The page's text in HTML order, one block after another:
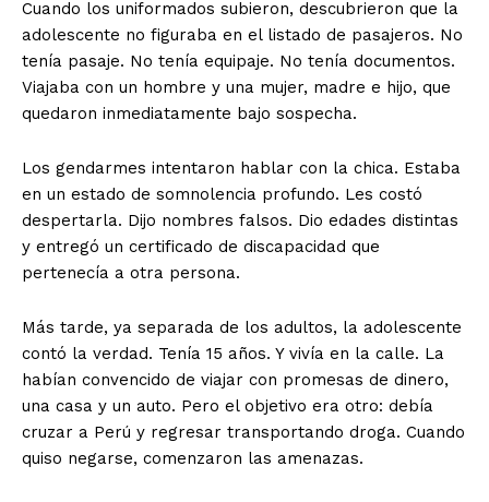
Cuando los uniformados subieron, descubrieron que la
adolescente no figuraba en el listado de pasajeros. No
tenía pasaje. No tenía equipaje. No tenía documentos.
Viajaba con un hombre y una mujer, madre e hijo, que
quedaron inmediatamente bajo sospecha.
Los gendarmes intentaron hablar con la chica. Estaba
en un estado de somnolencia profundo. Les costó
despertarla. Dijo nombres falsos. Dio edades distintas
y entregó un certificado de discapacidad que
pertenecía a otra persona.
Más tarde, ya separada de los adultos, la adolescente
contó la verdad. Tenía 15 años. Y vivía en la calle. La
habían convencido de viajar con promesas de dinero,
una casa y un auto. Pero el objetivo era otro: debía
cruzar a Perú y regresar transportando droga. Cuando
quiso negarse, comenzaron las amenazas.